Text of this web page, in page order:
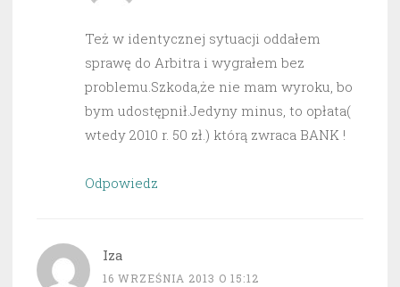
Też w identycznej sytuacji oddałem
sprawę do Arbitra i wygrałem bez
problemu.Szkoda,że nie mam wyroku, bo
bym udostępnił.Jedyny minus, to opłata(
wtedy 2010 r. 50 zł.) którą zwraca BANK !
Odpowiedz
Iza
16 WRZEŚNIA 2013 O 15:12